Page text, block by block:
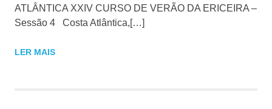
ATLÂNTICA XXIV CURSO DE VERÃO DA ERICEIRA –
Sessão 4 Costa Atlântica,[…]
LER MAIS